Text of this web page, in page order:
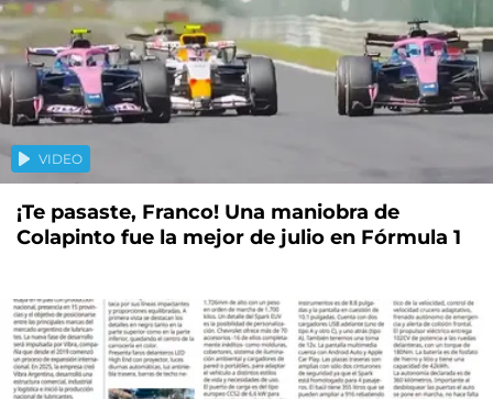
VIDEO
¡Te pasaste, Franco! Una maniobra de
Colapinto fue la mejor de julio en Fórmula 1